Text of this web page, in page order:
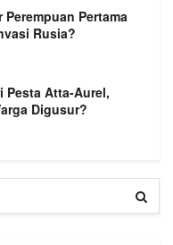
Pertama
Rusia?
Pesta Atta-Aurel,
Digusur?